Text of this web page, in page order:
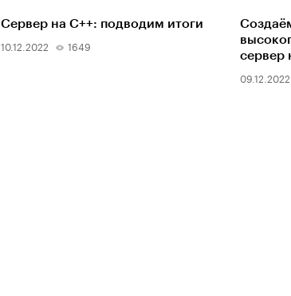
Сервер на C++: подводим итоги
10.12.2022 1649
сервер
09.12.2022